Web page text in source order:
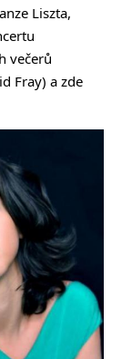
Liszta,
večerů
Fray) a zde